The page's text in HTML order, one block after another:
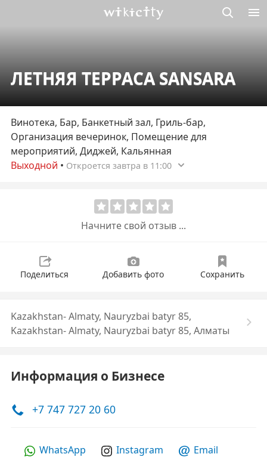
ЛЕТНЯЯ ТЕРРАСА SANSARA
Винотека, Бар, Банкетный зал, Гриль-бар,
Организация вечеринок, Помещение для
мероприятий, Диджей, Кальянная
Выходной • Откроется завтра в 11:00
Начните свой отзыв ...
Поделиться Добавить фото Сохранить
Kazakhstan- Almaty, Nauryzbai batyr 85,
Kazakhstan- Almaty, Nauryzbai batyr 85, Алматы
Информация о Бизнесе
+7 747 727 20 60
WhatsApp Instagram Email